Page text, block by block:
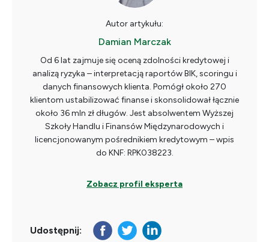
Autor artykułu:
Damian Marczak
Od 6 lat zajmuje się oceną zdolności kredytowej i
analizą ryzyka – interpretacją raportów BIK, scoringu i
danych finansowych klienta. Pomógł około 270
klientom ustabilizować finanse i skonsolidował łącznie
około 36 mln zł długów. Jest absolwentem Wyższej
Szkoły Handlu i Finansów Międzynarodowych i
licencjonowanym pośrednikiem kredytowym – wpis
do KNF: RPK038223.
Zobacz profil eksperta
Udostępnij: